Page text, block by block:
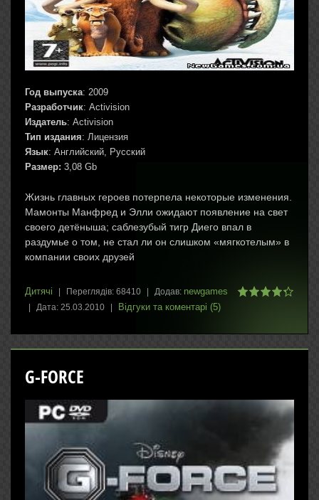
Год выпуска: 2009
Разработчик: Activision
Издатель: Activision
Тип издания: Лицензия
Язык: Английский, Русский
Размер: 3,08 Gb
Жизнь главных героев потерпела некоторые изменения.
Мамонты Манфред и Элли ожидают появление на свет
своего детёныша; саблезубый тигр Диего впал в
раздумье о том, не стал ли он слишком «мягкотелым» в
компании своих друзей
Дитячі Переглядів: 68410 Додав: newgames
Дата: 25.03.2010 Відгуки та коментарі (5)
G-FORCE